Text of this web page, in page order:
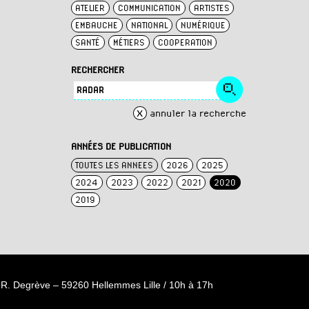
ATELIER
COMMUNICATION
ARTISTES
EMBAUCHE
NATIONAL
NUMÉRIQUE
SANTÉ
MÉTIERS COOPERATION
RECHERCHER
x annuler la recherche
ANNÉES DE PUBLICATION
TOUTES LES ANNEES 2026
2025
2024
2023 2022 2021
2020
2019
Degrève – 59260 Hellemmes Lille / 10h à 17h